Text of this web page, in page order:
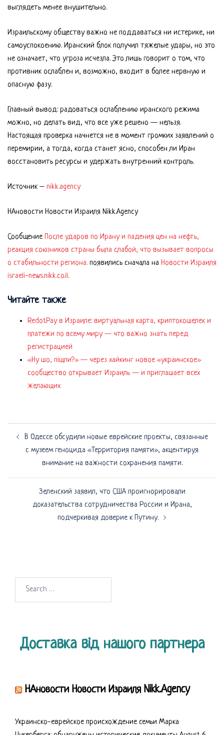
выглядеть менее внушительно.
Израильскому обществу важно не поддаваться ни истерике, ни
самоуспокоению. Иранский блок получил тяжелые удары, но это
не означает, что угроза исчезла. Это лишь говорит о том, что
противник ослаблен и, возможно, входит в более нервную и
опасную фазу.
Главный вывод: радоваться ослаблению иранского режима
можно, но делать вид, что все уже решено — нельзя.
Настоящая проверка начнется не в момент громких заявлений о
перемирии, а тогда, когда станет ясно, способен ли Иран
восстановить ресурсы и удержать внутренний контроль.
Источник – nikk.agency
НАновости Новости Израиля Nikk.Agency
СообщениеПосле ударов по Ирану и падения цен на нефть,
реакция союзников страны была слабой, что вызывает вопросы
о стабильности региона. появились сначала на Новости Израиля
israeli-news.nikk.co.il.
Читайте также
RedotPay в Израиле: виртуальная карта, криптокошелек и
платежи по всему миру — что важно знать перед
регистрацией
«Ну шо, пішли?» — через хайкинг новое «украинское»
сообщество открывает Израиль — и приглашает всех
желающих
записям
В Одессе обсудили новые еврейские проекты, связанные
с музеем геноцида «Территория памяти», акцентируя
внимание на важности сохранения памяти.
Зеленский заявил, что США проигнорировали
доказательства сотрудничества России и Ирана,
подчеркивая доверие к Путину.
Доставка від нашого партнера
НАновости Новости Израиля Nikk.Agency
Украинско-еврейское происхождение семьи Марка